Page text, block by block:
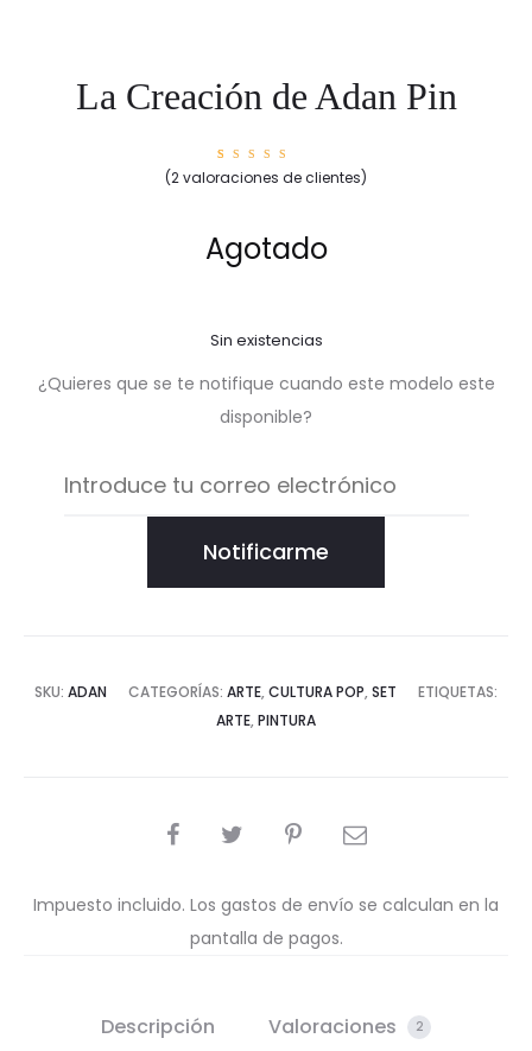
La Creación de Adan Pin
Valorad
o con
iones
de
cliente
(2valoraciones de clientes)
Agotado
Sin existencias
¿Quieres que se te notifique cuando este modelo este
disponible?
Notificarme
SKU: ADAN CATEGORÍAS: ARTE, CULTURA POP, SET
ETIQUETAS:
ARTE, PINTURA
COMPARTIR
Impuesto incluido. Los gastos de envío se calculan en la
pantalla de pagos.
Descripción Valoraciones 2